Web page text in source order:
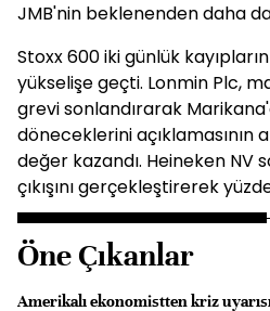
JMB'nin beklenenden daha
Stoxx 600 iki günlük
yükselişe geçti. Lonmin Plc,
grevi sonlandırarak
döneceklerini açıklamasının
değer kazandı. Heineken NV
çıkışını gerçekleştirerek
Öne Çıkanlar
Amerikalı ekonomistten kriz